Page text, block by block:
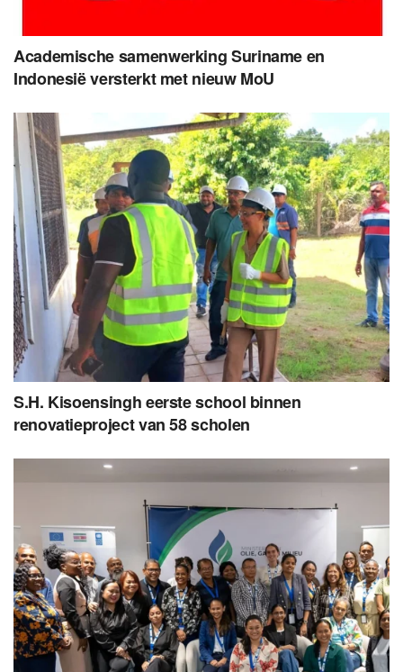
Academische samenwerking Suriname en
Indonesië versterkt met nieuw MoU
S.H. Kisoensingh eerste school binnen
renovatieproject van 58 scholen